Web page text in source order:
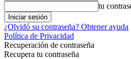
tu
¿Olvidó su contraseña? Obtener ayuda
Política de Privacidad
Recuperación de contraseña
Recupera tu contraseña